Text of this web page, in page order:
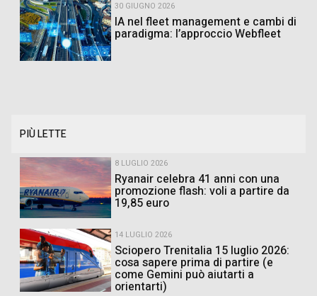
30 GIUGNO 2026
IA nel fleet management e cambi di
paradigma: l’approccio Webfleet
PIÙ LETTE
8 LUGLIO 2026
Ryanair celebra 41 anni con una
promozione flash: voli a partire da
19,85 euro
14 LUGLIO 2026
Sciopero Trenitalia 15 luglio 2026:
cosa sapere prima di partire (e
come Gemini può aiutarti a
orientarti)